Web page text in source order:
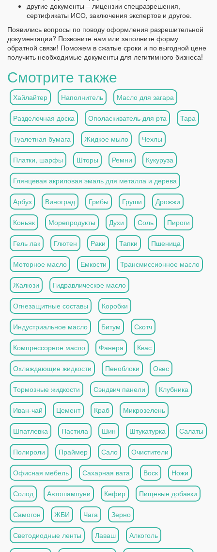
другие документы – лицензии спецразрешения,
сертификаты ИСО, заключения экспертов и другое.
Появились вопросы по поводу оформления разрешительной
документации? Позвоните нам или заполните форму
обратной связи! Поможем в сжатые сроки и по выгодной цене
получить необходимые документы для легитимного бизнеса!
Смотрите также
Хайлайтер Наполнитель Масло для загара
Разделочная доска Ополаскиватель для рта Тара
Туалетная бумага Жидкое мыло Чехлы
Платки, шарфы Шторы Ремни Кукуруза
Глянцевая акриловая эмаль для металла и дерева
Арбуз Виноград Грибы Груши Дрожжи
Коньяк Морепродукты Духи Соль Пироги
Гель лак Глютен Раки Тапки Пшеница
Моторное масло Емкости Трансмиссионное масло
Жалюзи Гидравлическое масло
Огнезащитные составы Коробки
Индустриальное масло Битум Скотч
Компрессорное масло Фанера Квас
Охлаждающие жидкости Пеноблоки Овес
Тормозные жидкости Сэндвич панели Клубника
Иван-чай Цемент Краб Микрозелень
Шпатлевка Пастила Шин Штукатурка Салаты
Полироли Праймер Сало Очистители
Офисная мебель Сахарная вата Воск Ножи
Солод Автошампуни Кефир Пищевые добавки
Самогон ЖБИ Чага Зерно
Светодиодные ленты Лаваш Алкоголь